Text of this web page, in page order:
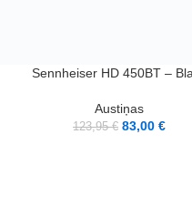
LASĪT VAIRĀK
Sennheiser HD 450BT –
Austiņas
123,95€ 83,00 €